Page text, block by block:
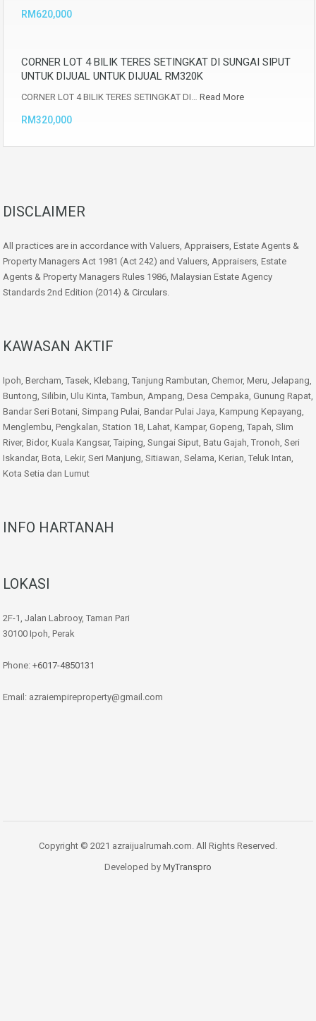
RM620,000
CORNER LOT 4 BILIK TERES SETINGKAT DI SUNGAI SIPUT
UNTUK DIJUAL UNTUK DIJUAL RM320K
CORNER LOT 4 BILIK TERES SETINGKAT DI… Read More
RM320,000
DISCLAIMER
All practices are in accordance with Valuers, Appraisers, Estate Agents &
Property Managers Act 1981 (Act 242) and Valuers, Appraisers, Estate
Agents & Property Managers Rules 1986, Malaysian Estate Agency
Standards 2nd Edition (2014) & Circulars.
KAWASAN AKTIF
Ipoh, Bercham, Tasek, Klebang, Tanjung Rambutan, Chemor, Meru, Jelapang,
Buntong, Silibin, Ulu Kinta, Tambun, Ampang, Desa Cempaka, Gunung Rapat,
Bandar Seri Botani, Simpang Pulai, Bandar Pulai Jaya, Kampung Kepayang,
Menglembu, Pengkalan, Station 18, Lahat, Kampar, Gopeng, Tapah, Slim
River, Bidor, Kuala Kangsar, Taiping, Sungai Siput, Batu Gajah, Tronoh, Seri
Iskandar, Bota, Lekir, Seri Manjung, Sitiawan, Selama, Kerian, Teluk Intan,
Kota Setia dan Lumut
INFO HARTANAH
LOKASI
2F-1, Jalan Labrooy, Taman Pari
30100 Ipoh, Perak
Phone: +6017-4850131
Email: azraiempireproperty@gmail.com
Copyright © 2021 azraijualrumah.com. All Rights Reserved.
Developed by MyTranspro